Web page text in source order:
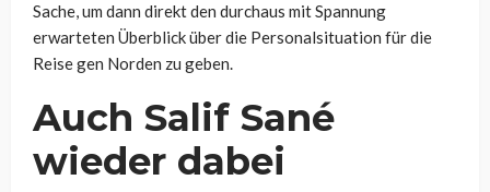
Sache, um dann direkt den durchaus mit Spannung
erwarteten Überblick über die Personalsituation für die
Reise gen Norden zu geben.
Auch Salif Sané
wieder dabei